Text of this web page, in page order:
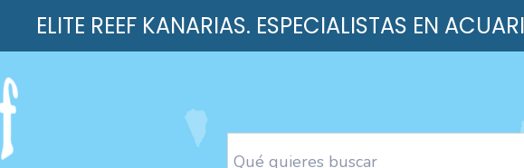
ELITE REEF KANARIAS. ESPECIALISTAS EN